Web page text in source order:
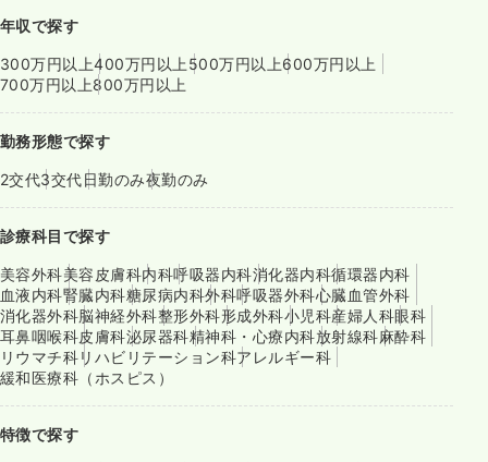
年収で探す
300万円以上400万円以上 500万円以上600万円以上
700万円以上800万円以上
勤務形態で探す
2交代3交代日勤のみ夜勤のみ
診療科目で探す
美容外科美容皮膚科内科呼吸器内科消化器内科循環器内科
血液内科腎臓内科糖尿病内科外科呼吸器外科心臓血管外科
消化器外科脳神経外科整形外科形成外科小児科産婦人科眼科
耳鼻咽喉科皮膚科泌尿器科精神科・心療内科放射線科麻酔科
リウマチ科リハビリテーション科アレルギー科
緩和医療科（ホスピス）
特徴で探す